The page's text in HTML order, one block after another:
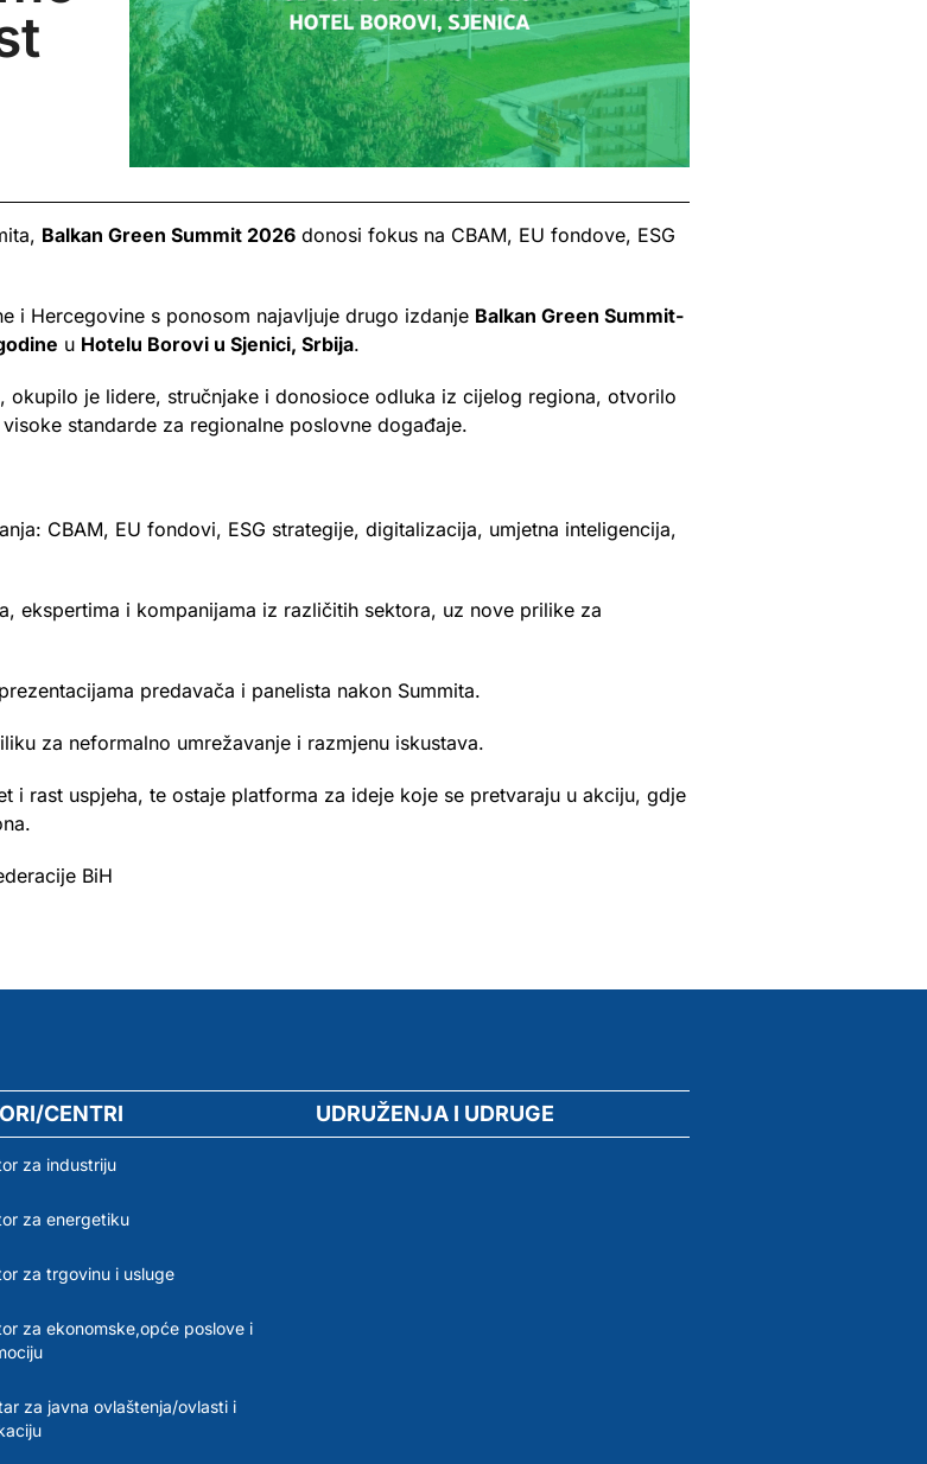
Balkan Green Summit 2026 donosi fokus na CBAM, EU fondove, ESG
i Hercegovine s ponosom najavljuje drugo izdanje Balkan Green Summit-
u Hotelu Borovi u Sjenici, Srbija.
okupilo je lidere, stručnjake i donosioce odluka iz cijelog regiona, otvorilo
standarde za regionalne poslovne događaje.
CBAM, EU fondovi, ESG strategije, digitalizacija, umjetna inteligencija,
ekspertima i kompanijama iz različitih sektora, uz nove prilike za
predavača i panelista nakon Summita.
za neformalno umrežavanje i razmjenu iskustava.
i rast uspjeha, te ostaje platforma za ideje koje se pretvaraju u akciju, gdje
BiH
CENTRI
za industriju
za energetiku
za trgovinu i usluge
za ekonomske,opće poslove i
za javna ovlaštenja/ovlasti i
UDRUŽENJA I UDRUGE